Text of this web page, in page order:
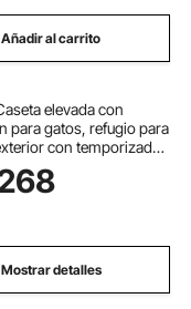
Añadir al carrito
elevada con
para gatos, refugio para
con temporizador,
600D, plegable, con
térmica para
cálidos y cómodos en
verde (pequeño)
Mostrar detalles